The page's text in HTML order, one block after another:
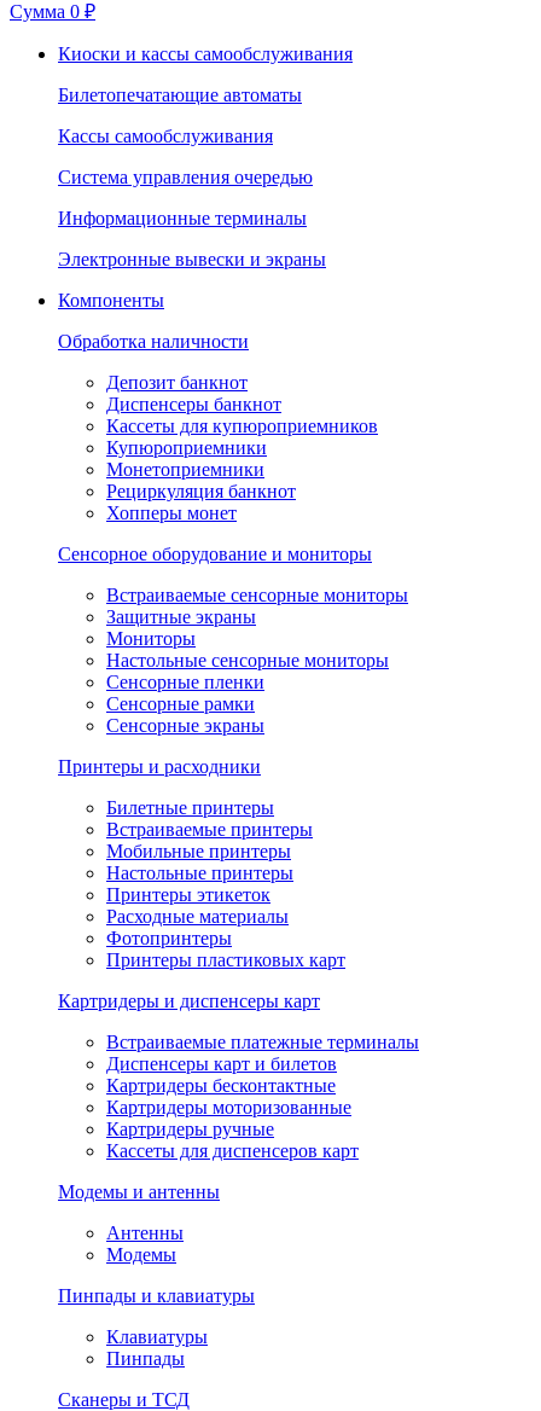
Сумма 0 ₽
Киоски и кассы самообслуживания
Билетопечатающие автоматы
Кассы самообслуживания
Система управления очередью
Информационные терминалы
Электронные вывески и экраны
Компоненты
Обработка наличности
Депозит банкнот
Диспенсеры банкнот
Кассеты для купюроприемников
Купюроприемники
Монетоприемники
Рециркуляция банкнот
Хопперы монет
Сенсорное оборудование и мониторы
Встраиваемые сенсорные мониторы
Защитные экраны
Мониторы
Настольные сенсорные мониторы
Сенсорные пленки
Сенсорные рамки
Сенсорные экраны
Принтеры и расходники
Билетные принтеры
Встраиваемые принтеры
Мобильные принтеры
Настольные принтеры
Принтеры этикеток
Расходные материалы
Фотопринтеры
Принтеры пластиковых карт
Картридеры и диспенсеры карт
Встраиваемые платежные терминалы
Диспенсеры карт и билетов
Картридеры бесконтактные
Картридеры моторизованные
Картридеры ручные
Кассеты для диспенсеров карт
Модемы и антенны
Антенны
Модемы
Пинпады и клавиатуры
Клавиатуры
Пинпады
Сканеры и ТСД